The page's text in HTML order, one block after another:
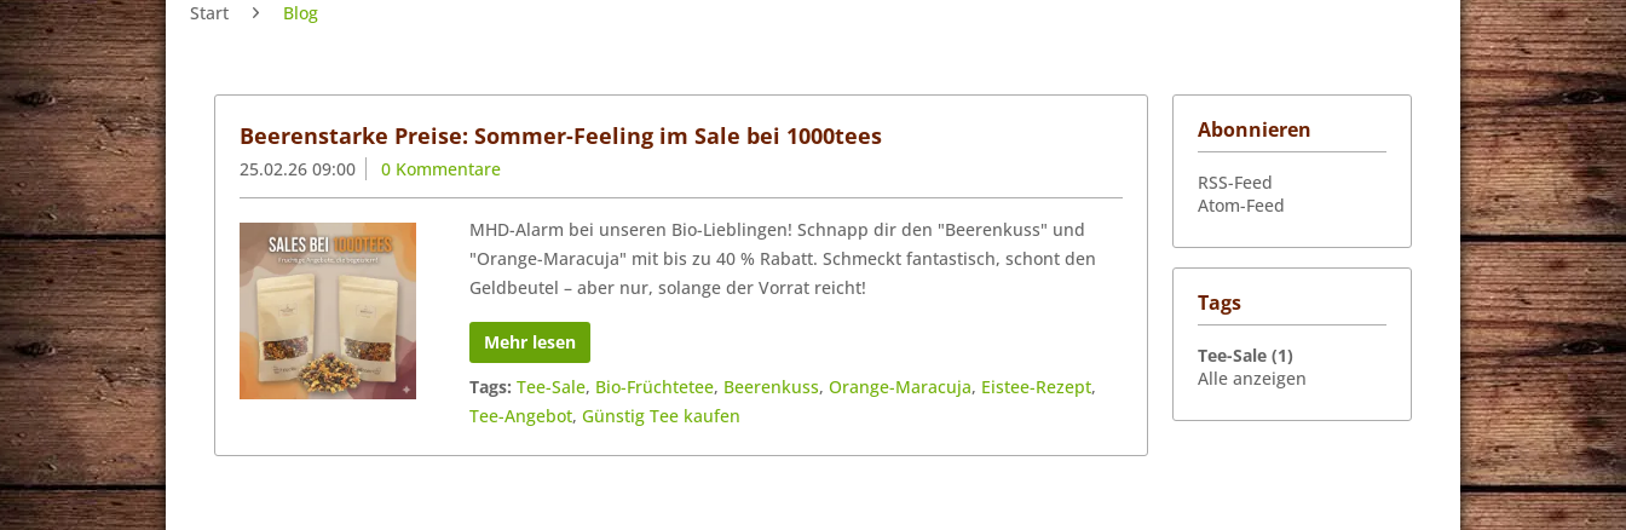
Start
Blog
Abonnieren
RSS-Feed
Atom-Feed
Tags
Tee-Sale (1)
Alle anzeigen
Beerenstarke Preise: Sommer-Feeling im Sale bei 1000tees
25.02.26 09:00 0 Kommentare
MHD-Alarm bei unseren Bio-Lieblingen! Schnapp dir den "Beerenkuss" und
"Orange-Maracuja" mit bis zu 40 % Rabatt. Schmeckt fantastisch, schont den
Geldbeutel – aber nur, solange der Vorrat reicht!
Mehr lesen
Tags: Tee-Sale, Bio-Früchtetee, Beerenkuss, Orange-Maracuja, Eistee-Rezept,
Tee-Angebot, Günstig Tee kaufen